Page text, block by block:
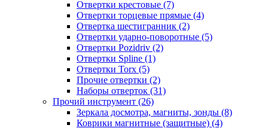
Отвертки крестовые (7)
Отвертки торцевые прямые (4)
Отвертка шестигранник (2)
Отвертки ударно-поворотные (5)
Отвертки Pozidriv (2)
Отвертки Spline (1)
Отвертки Torx (5)
Прочие отвертки (2)
Наборы отверток (31)
Прочий инструмент (26)
Зеркала досмотра, магниты, зонды (8)
Коврики магнитные (защитные) (4)